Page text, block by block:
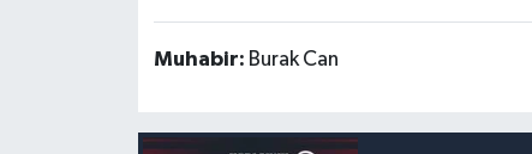
Muhabir: Burak Can